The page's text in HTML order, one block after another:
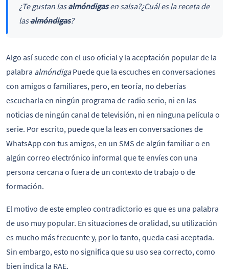
¿Te gustan lasalmóndigasen salsa?¿Cuál es la receta de
lasalmóndigas?
Algo así sucede con el uso oficial y la aceptación popular de la
palabra almóndigaPuede que la escuches en conversaciones
con amigos o familiares, pero, en teoría, no deberías
escucharla en ningún programa de radio serio, ni en las
noticias de ningún canal de televisión, ni en ninguna película o
serie. Por escrito, puede que la leas en conversaciones de
WhatsApp con tus amigos, en un SMS de algún familiar o en
algún correo electrónico informal que te envíes con una
persona cercana o fuera de un contexto de trabajo o de
formación.
El motivo de este empleo contradictorio es que es una palabra
de uso muy popular. En situaciones de oralidad, su utilización
es mucho más frecuente y, por lo tanto, queda casi aceptada.
Sin embargo, esto no significa que su uso sea correcto, como
bien indica la RAE.